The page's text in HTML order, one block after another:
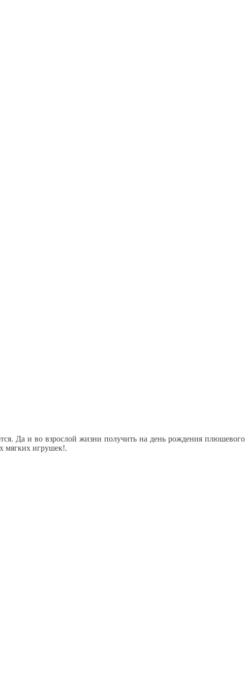
Да и во взрослой жизни получить на день рождения плюшевого
мягких игрушек!.